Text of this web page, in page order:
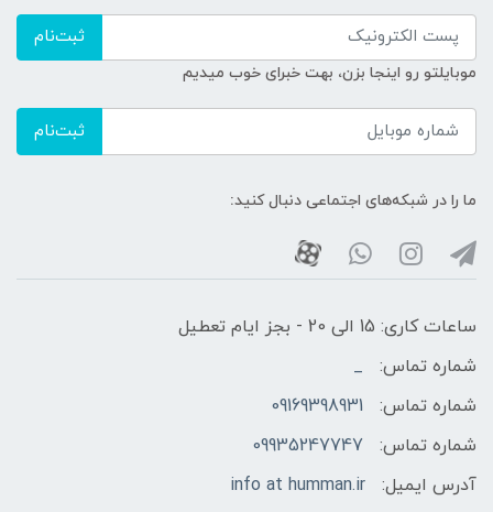
ثبت‌نام
موبایلتو رو اینجا بزن، بهت خبرای خوب میدیم
ثبت‌نام
ما را در شبکه‌های اجتماعی دنبال کنید:
ساعات کاری: 15 الی 20 - بجز ایام تعطیل
شماره تماس:
_
شماره تماس:
09169398931
شماره تماس:
09935247747
آدرس ایمیل:
info at humman.ir